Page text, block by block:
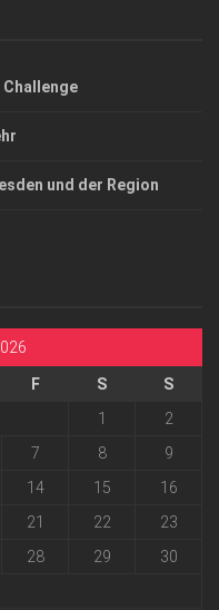
und der Region
F S
S
1
2
7 8
9
14 15
16
21 22
23
28 29
30